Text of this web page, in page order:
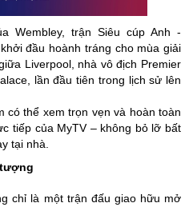
Wembley, trận Siêu cúp Anh -
đầu hoành tráng cho mùa giải
Liverpool, nhà vô địch Premier
lần đầu tiên trong lịch sử lên
có thể xem trọn vẹn và hoàn toàn
tiếp của MyTV – không bỏ lỡ bất
tại nhà.
chỉ là một trận đấu giao hữu mở